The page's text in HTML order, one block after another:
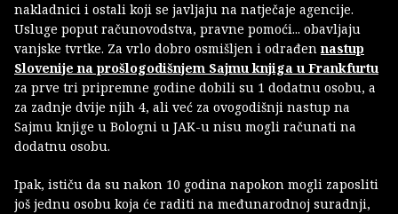
nakladnici i ostali koji se javljaju na natječaje agencije.
Usluge poput računovodstva, pravne pomoći... obavljaju
vanjske tvrtke. Za vrlo dobro osmišljen i odrađennastup
Slovenije na prošlogodišnjem Sajmu knjiga u Frankfurtu
za prve tri pripremne godine dobili su 1 dodatnu osobu, a
za zadnje dvije njih 4, ali već za ovogodišnji nastup na
Sajmu knjige u Bologni u JAK-u nisu mogli računati na
dodatnu osobu.
Ipak, ističu da su nakon 10 godina napokon mogli zaposliti
još jednu osobu koja će raditi na međunarodnoj suradnji,